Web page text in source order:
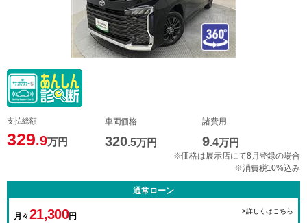
支払総額
329.9万円
車両価格
320.5万円
諸費用
9.4万円
※価格は展示店にて8月登録の場合
※消費税10%込み
通常ローン
月々21,300円
>詳しくはこちら